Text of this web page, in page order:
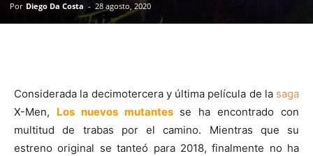
Por Diego Da Costa - 28 agosto, 2020
Considerada la decimotercera y última película de la saga
X-Men, Los nuevos mutantesse ha encontrado con
multitud de trabas por el camino. Mientras que su
estreno original se tanteó para 2018, finalmente no ha